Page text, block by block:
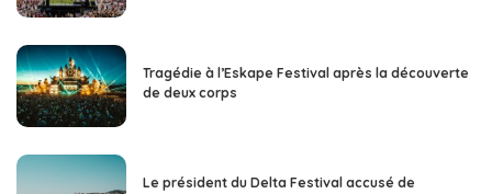
Tragédie à l’Eskape Festival après la découverte
de deux corps
Le président du Delta Festival accusé de